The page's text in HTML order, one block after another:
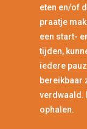
eten en/of
praatje
een start-
tijden,
iedere
bereikbaar
verdwaald.
ophalen.